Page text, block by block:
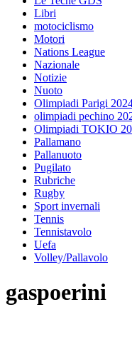
Libri
motociclismo
Motori
Nations League
Nazionale
Notizie
Nuoto
Olimpiadi Parigi
olimpiadi pechino
Olimpiadi TOKIO
Pallamano
Pallanuoto
Pugilato
Rubriche
Rugby
Sport invernali
Tennis
Tennistavolo
Uefa
Volley/Pallavolo
gaspoerini